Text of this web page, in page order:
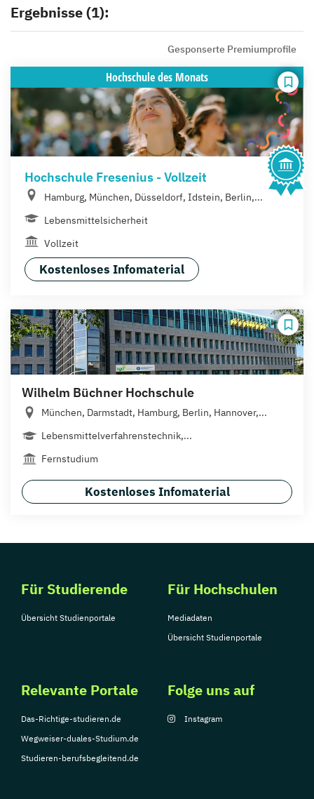
Ergebnisse (1):
Gesponserte Premiumprofile
Hochschuledes Monats
Hochschule Fresenius - Vollzeit
Hamburg, München, Düsseldorf, Idstein, Berlin,...
Lebensmittelsicherheit
Vollzeit
Kostenloses Infomaterial
Wilhelm Büchner Hochschule
München, Darmstadt, Hamburg, Berlin, Hannover,...
Lebensmittelverfahrenstechnik,...
Fernstudium
Kostenloses Infomaterial
Für Studierende
Übersicht Studienportale
Für Hochschulen
Mediadaten
Übersicht Studienportale
Relevante Portale
Das-Richtige-studieren.de
Wegweiser-duales-Studium.de
Studieren-berufsbegleitend.de
Folge uns auf
Instagram